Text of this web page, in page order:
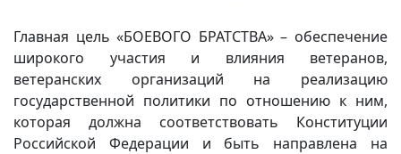
Главная цель «БОЕВОГО БРАТСТВА» – обеспечение
широкого участия и влияния ветеранов,
ветеранских организаций на реализацию
государственной политики по отношению к ним,
которая должна соответствовать Конституции
Российской Федерации и быть направлена на